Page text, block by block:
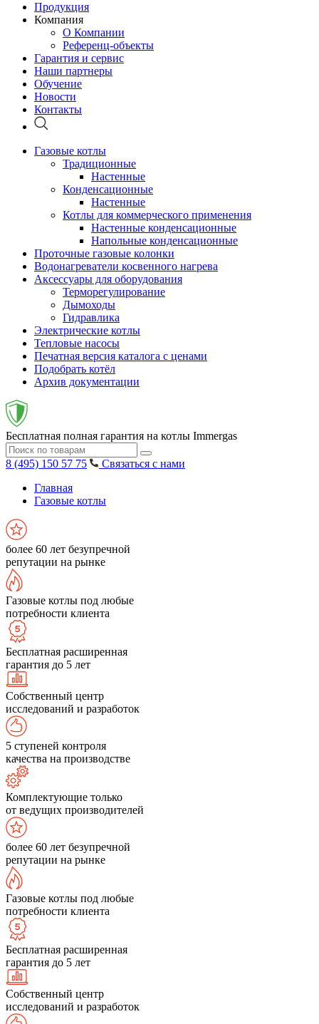
Продукция
Компания
О Компании
Референц-объекты
Гарантия и сервис
Наши партнеры
Обучение
Новости
Контакты
Газовые котлы
Традиционные
Настенные
Конденсационные
Настенные
Котлы для коммерческого применения
Настенные конденсационные
Напольные конденсационные
Проточные газовые колонки
Водонагреватели косвенного нагрева
Аксессуары для оборудования
Терморегулирование
Дымоходы
Гидравлика
Электрические котлы
Тепловые насосы
Печатная версия каталога с ценами
Подобрать котёл
Архив документации
Бесплатная полная гарантия на котлы Immergas
8 (495) 150 57 75
Связаться с нами
Главная
Газовые котлы
более 60 лет безупречной
репутации на рынке
Газовые котлы под любые
потребности клиента
Бесплатная расширенная
гарантия до 5 лет
Собственный центр
исследований и разработок
5 ступеней контроля
качества на производстве
Комплектующие только
от ведущих производителей
более 60 лет безупречной
репутации на рынке
Газовые котлы под любые
потребности клиента
Бесплатная расширенная
гарантия до 5 лет
Собственный центр
исследований и разработок